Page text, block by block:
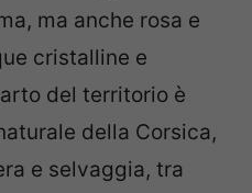
ma anche rosa e
cristalline e
del territorio è
della Corsica,
e selvaggia, tra